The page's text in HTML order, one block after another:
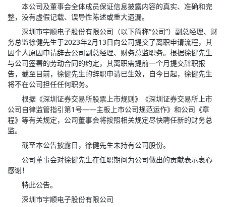
本公司及董事会全体成员保证信息披露内容的真实、准确和完
整，没有虚假记载、误导性陈述或重大遗漏。
深圳市宇顺电子股份有限公司（以下简称“公司”）副总经理、财
务总监徐健先生于2023年2月13日向公司提交了离职申请流程，其
因个人原因申请辞去公司副总经理、财务总监职务。根据徐健先生
与公司签署的劳动合同的约定，其离职需提前一个月提交辞职报
告，截至目前，徐健先生的辞职申请已生效，自今日起，徐健先生
将不在公司担任任何职务。
根据《深圳证券交易所股票上市规则》《深圳证券交易所上市
公司自律监管指引第1号——主板上市公司规范运作》和公司《章
程》等有关规定，公司董事会将按照相关规定尽快聘任新的财务总
监。
截至本公告披露日，徐健先生未持有公司股份。
公司董事会对徐健先生在任职期间为公司做出的贡献表示衷心
感谢！
特此公告。
深圳市宇顺电子股份有限公司